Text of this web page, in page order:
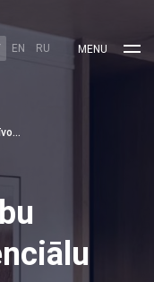
EN RU MENU
Pievilcīgs 2-istabu dzīvoklis ar potenciālu Colonel’s House